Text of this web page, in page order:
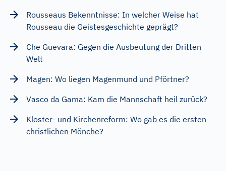
Rousseaus Bekenntnisse: In welcher Weise hat
Rousseau die Geistesgeschichte geprägt?
Che Guevara: Gegen die Ausbeutung der Dritten
Welt
Magen: Wo liegen Magenmund und Pförtner?
Vasco da Gama: Kam die Mannschaft heil zurück?
Kloster- und Kirchenreform: Wo gab es die ersten
christlichen Mönche?